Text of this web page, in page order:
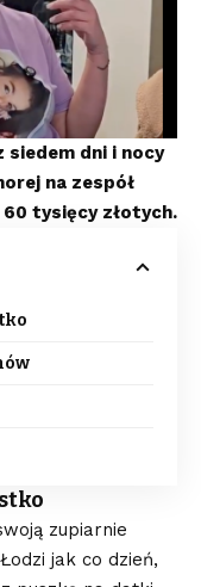
siedem dni i nocy
na zespół
tysięcy złotych.
zupiarnie
jak co dzień,